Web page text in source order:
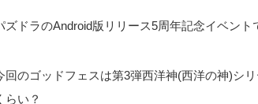
ズドラのAndroid版リリース5周年記念イベン
回のゴッドフェスは第3弾西洋神(西洋の神)シ
らい？